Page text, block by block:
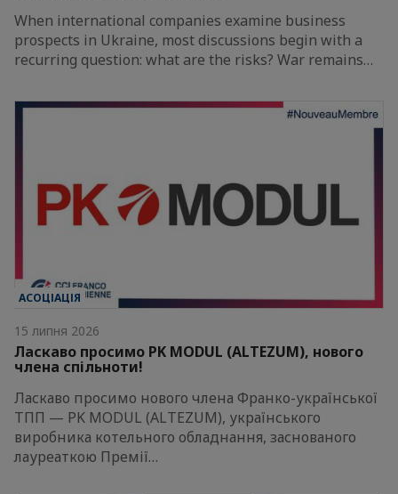
When international companies examine business
prospects in Ukraine, most discussions begin with a
recurring question: what are the risks? War remains…
АСОЦІАЦІЯ
15 липня 2026
Ласкаво просимо PK MODUL (ALTEZUM), нового
члена спільноти!
Ласкаво просимо нового члена Франко-української
ТПП — PK MODUL (ALTEZUM), українського
виробника котельного обладнання, заснованого
лауреаткою Премії…